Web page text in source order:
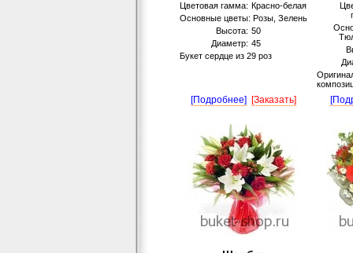
Цветовая гамма: Красно-белая
Основные цветы: Розы, Зелень
Высота: 50
Диаметр: 45
Букет сердце из 29 роз
[Подробнее] [Заказать]